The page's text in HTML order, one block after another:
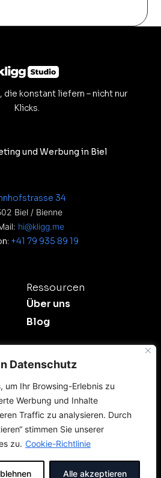
Datenschutz
um Ihr Browsing-Erlebnis zu
Werbung und Inhalte
Traffic zu analysieren. Durch
stimmen Sie unserer
zu. Cookie-Richtlinie
Alle akzeptieren
konstant liefern – nicht nur
Klicks.
und Werbung in Biel
34
Biel / Bienne
hi@kligg.me
+41 79 935 89 19
Ressourcen
Über uns
Blog
Kligg Studio.
Dein Digitalpartner für
in der Schweiz.